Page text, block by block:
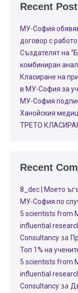
Recent
МУ-София
договор с
Създателят на
комбиниран
Класиране на
в МУ-София за
МУ-София
Ханойския
ТРЕТО
Recent
8_dec | Моето
МУ-София по
5 scientists from
influential
Consultancy за
Топ 1% на
5 scientists from
influential
Consultancy за